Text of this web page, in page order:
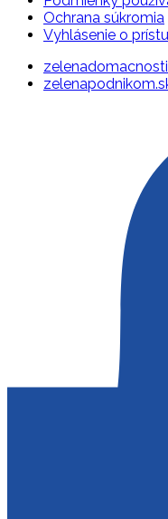
Ochrana súkromia
Vyhlásenie o